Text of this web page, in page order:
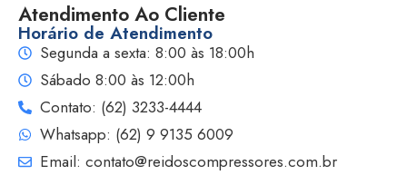
Atendimento Ao Cliente
Horário de Atendimento
Segunda a sexta: 8:00 às 18:00h
Sábado 8:00 às 12:00h
Contato: (62) 3233-4444
Whatsapp: (62) 9 9135 6009
Email: contato@reidoscompressores.com.br